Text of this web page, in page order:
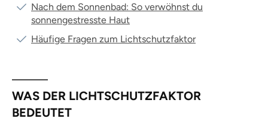
Nach dem Sonnenbad: So verwöhnst du
sonnengestresste Haut
Häufige Fragen zum Lichtschutzfaktor
WAS DER LICHTSCHUTZFAKTOR
BEDEUTET